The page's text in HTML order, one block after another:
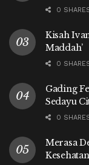
0
Kisah
Maddah’
0
Gading
Sedayu
0
Merasa